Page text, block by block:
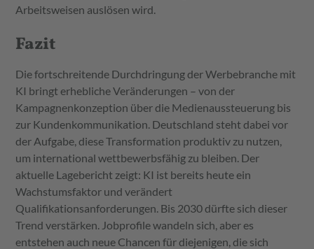
Arbeitsweisen auslösen wird.
Fazit
Die fortschreitende Durchdringung der Werbebranche mit
KI bringt erhebliche Veränderungen – von der
Kampagnenkonzeption über die Medienaussteuerung bis
zur Kundenkommunikation. Deutschland steht dabei vor
der Aufgabe, diese Transformation produktiv zu nutzen,
um international wettbewerbsfähig zu bleiben. Der
aktuelle Lagebericht zeigt: KI ist bereits heute ein
Wachstumsfaktor und verändert
Qualifikationsanforderungen. Bis 2030 dürfte sich dieser
Trend verstärken. Jobprofile wandeln sich, aber es
entstehen auch neue Chancen für diejenigen, die sich